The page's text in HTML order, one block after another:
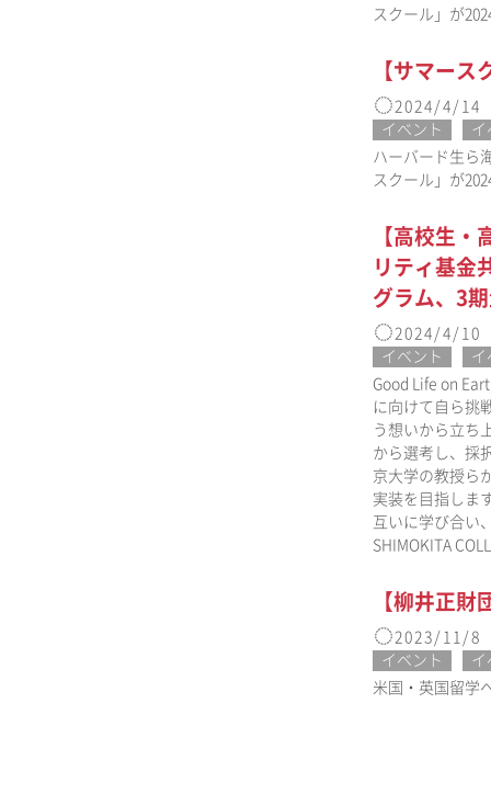
スクール」が
【サマー
2024/4/14
イベント
イ
ハーバード生ら
スクール」が
【高校生
リティ基金
グラム、3
2024/4/10
イベント
イ
Good Life on
に向けて自ら挑
う想いから立ち
から選考し、採
京大学の教授ら
実装を目指しま
互いに学び合い
SHIMOKITA
【柳井正
2023/11/8
イベント
イ
米国・英国留学